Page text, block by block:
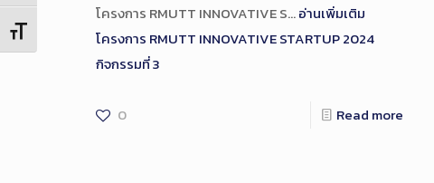
Toggle Font size
โครงการ RMUTT INNOVATIVE S…อ่านเพิ่มเติม
โครงการ RMUTT INNOVATIVE STARTUP 2024
กิจกรรมที่ 3
0 Read more